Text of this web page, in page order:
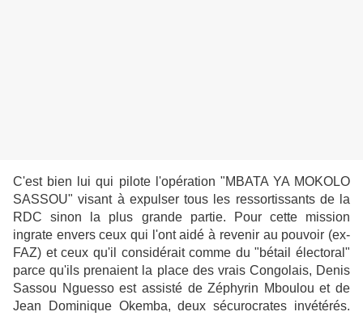
C'est bien lui qui pilote l'opération "MBATA YA MOKOLO
SASSOU" visant à expulser tous les ressortissants de la
RDC sinon la plus grande partie. Pour cette mission
ingrate envers ceux qui l'ont aidé à revenir au pouvoir (ex-
FAZ) et ceux qu'il considérait comme du "bétail électoral"
parce qu'ils prenaient la place des vrais Congolais, Denis
Sassou Nguesso est assisté de Zéphyrin Mboulou et de
Jean Dominique Okemba, deux sécurocrates invétérés.